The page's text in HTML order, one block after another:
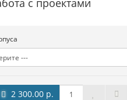
с проектами
2 300.00 р.